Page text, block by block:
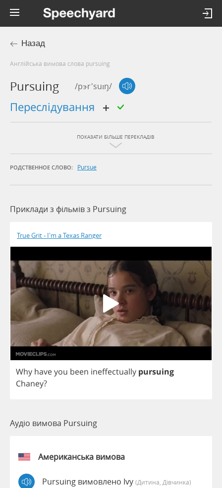
Назад
Англійська вимова слова pursuing
Pursuing /pɝr'suɪŋ/
переслідування
ПОКАЗАТИ БІЛЬШЕ ПЕРЕКЛАДІВ
РОДСТВЕННОЕ СЛОВО: Pursue
Приклади з фільмів з Pursuing
True Grit - I'm a Texas Ranger
Why haveyou been ineffectually pursuing
Chaney?
Аудіо вимова Pursuing
Американська вимова
Pursuing вимовлено Ivy (дитина, Дівчинка)